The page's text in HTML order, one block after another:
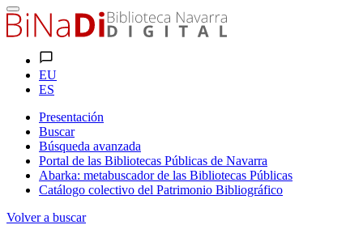
EU
ES
Presentación
Buscar
Búsqueda avanzada
Portal de las Bibliotecas Públicas de Navarra
Abarka: metabuscador de las Bibliotecas Públicas
Catálogo colectivo del Patrimonio Bibliográfico
Volver a buscar